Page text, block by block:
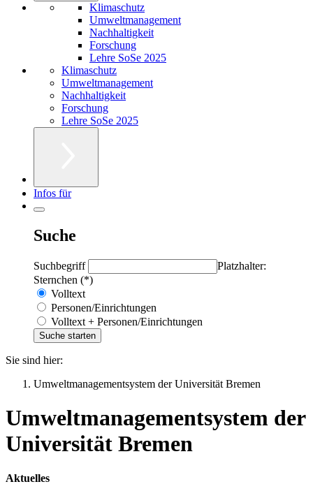
Klimaschutz
Umweltmanagement
Nachhaltigkeit
Forschung
Lehre SoSe 2025
Klimaschutz
Umweltmanagement
Nachhaltigkeit
Forschung
Lehre SoSe 2025
Infos für
Suche
Suchbegriff
Platzhalter:
Sternchen (*)
Volltext
Personen/Einrichtungen
Volltext + Personen/Einrichtungen
Sie sind hier:
Umweltmanagementsystem der Universität Bremen
Umweltmanagementsystem der
Universität Bremen
Aktuelles